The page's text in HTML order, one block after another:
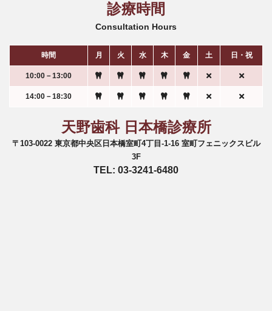
診療時間
Consultation Hours
時間 月 火 水 木 金 土 日・祝
10:00－13:00
14:00－18:30
天野歯科 日本橋診療所
〒103-0022 東京都中央区日本橋室町4丁目-1-16 室町フェニックスビル
3F
TEL: 03-3241-6480